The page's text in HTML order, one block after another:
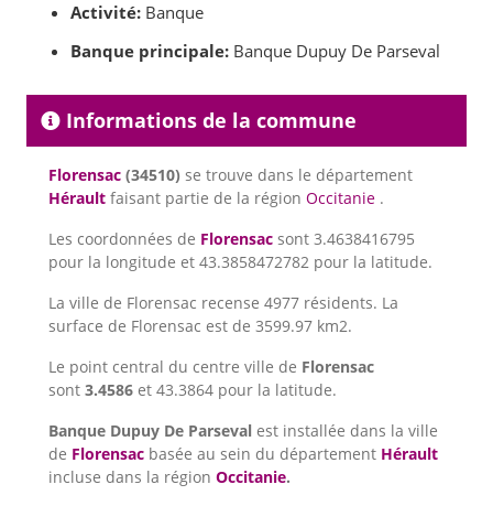
Activité: Banque
Banque principale: Banque Dupuy De Parseval
Informations de la commune
Florensac (34510) se trouve dans le département
Hérault faisant partie de la région Occitanie .
Les coordonnées de Florensac sont 3.4638416795
pour la longitude et 43.3858472782 pour la latitude.
La ville de Florensac recense 4977 résidents. La
surface de Florensac est de 3599.97 km2.
Le point central du centre ville de Florensac
sont 3.4586 et 43.3864 pour la latitude.
Banque Dupuy De Parseval est installée dans la ville
de Florensac basée au sein du département Hérault
incluse dans la région Occitanie.